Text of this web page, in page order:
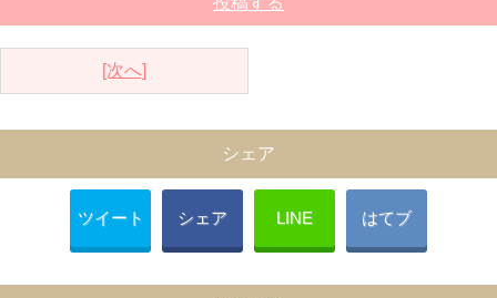
[次へ]
シェア
ツイート シェア LINE はてブ